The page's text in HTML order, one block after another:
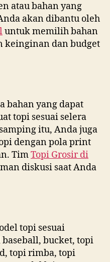
atau bahan yang
akan dibantu oleh
untuk memilih bahan
keinginan dan budget
bahan yang dapat
topi sesuai selera
itu, Anda juga
dengan pola print
TimTopi Grosir di
diskusi saat Anda
topi sesuai
bucket, topi
topi rimba, topi